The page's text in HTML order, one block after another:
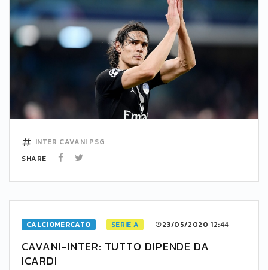
INTER CAVANI PSG
SHARE
CALCIOMERCATO SERIE A 23/05/2020 12:44
CAVANI-INTER: TUTTO DIPENDE DA
ICARDI